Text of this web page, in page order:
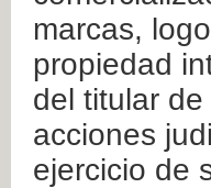
marcas,
propiedad
del titular
acciones
ejercicio de